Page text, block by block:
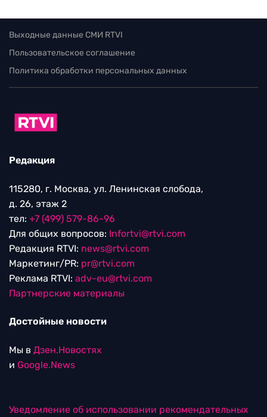
Выходные данные СМИ RTVI
Пользовательское соглашение
Политика обработки персональных данных
Редакция
115280, г. Москва, ул. Ленинская слобода,
д. 26, этаж 2
тел: +7 (499) 579-86-96
Для общих вопросов: Infortvi@rtvi.com
Редакция RTVI: news@rtvi.com
Маркетинг/PR: pr@rtvi.com
Реклама RTVI: adv-eu@rtvi.com
Партнерские материалы
Достойные новости
Мы в Дзен.Новостях
и Google.News
Уведомление об использовании рекомендательных